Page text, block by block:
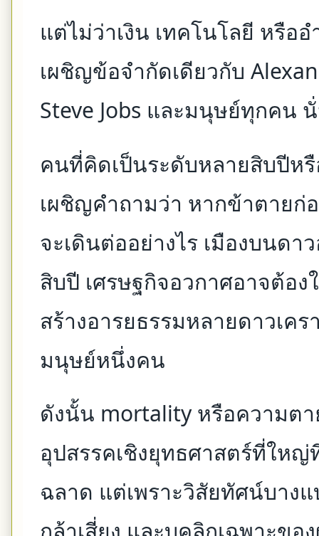
แต่ไม่ว่าเงิน เทคโนโลยี หรือ
เผชิญข้อจำกัดเดียวกับ
Steve Jobs และมนุษย์ทุกคน
คนที่คิดเป็นระดับหลายสิบปีห
เผชิญคำถามว่า หากข้าตายก่
จะเดินต่ออย่างไร เมืองบนดา
สิบปี เศรษฐกิจอวกาศอาจต้อ
สร้างอารยธรรมหลายดาวเค
มนุษย์หนึ่งคน
ดังนั้น mortality หรือความตา
อุปสรรคเชิงยุทธศาสตร์ที่ให
ฉลาด แต่เพราะวิสัยทัศน์บาง